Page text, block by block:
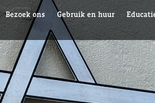
Bezoek ons Gebruik en huur